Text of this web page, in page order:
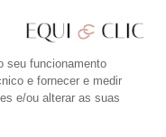
seu funcionamento
e fornecer e medir
e/ou alterar as suas
Twitter
YouTube